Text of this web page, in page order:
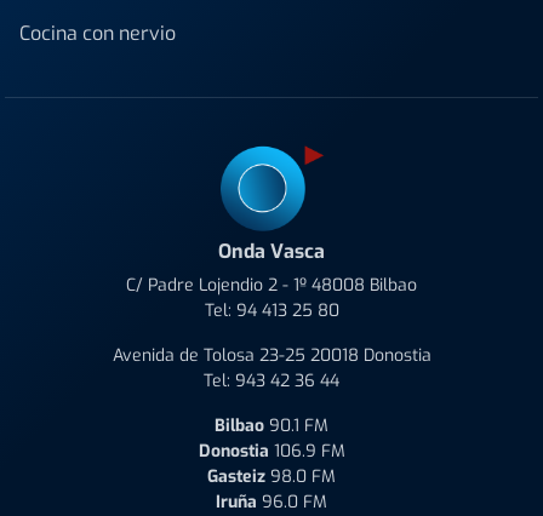
Cocina con nervio
Onda Vasca
C/ Padre Lojendio 2 - 1º 48008 Bilbao
Tel: 94 413 25 80
Avenida de Tolosa 23-25 20018 Donostia
Tel: 943 42 36 44
Bilbao 90.1 FM
Donostia 106.9 FM
Gasteiz 98.0 FM
Iruña 96.0 FM